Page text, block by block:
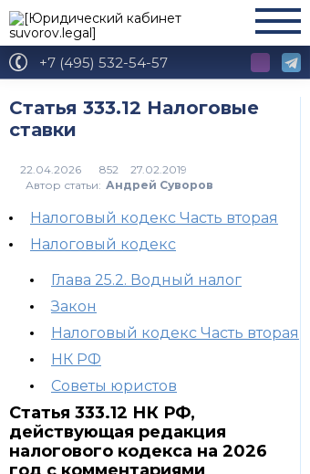
+7 (495) 532-54-57
Статья 333.12 Налоговые
ставки
852
Автор статьи: Андрей Суворов
Налоговый кодекс Часть вторая
Налоговый кодекс
Глава 25.2. Водный налог
Закон
Налоговый кодекс Часть вторая
НК РФ
Советы юристов
Статья 333.12 НК РФ,
действующая редакция
налогового кодекса на 2026